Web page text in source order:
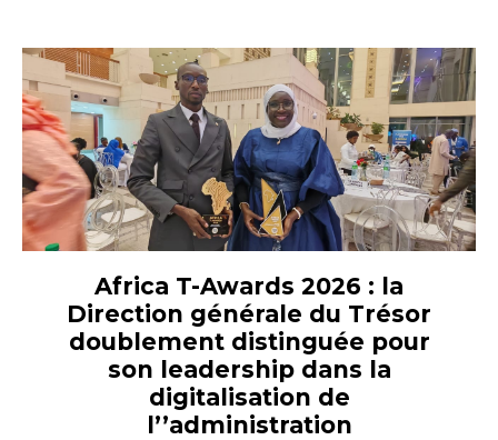
Africa T-Awards 2026 : la
Direction générale du Trésor
doublement distinguée pour
son leadership dans la
digitalisation de
l’’administration